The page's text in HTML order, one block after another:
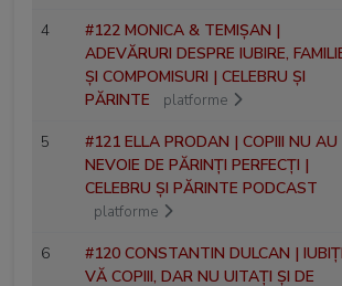
4
#122 MONICA & TEMIȘAN |
ADEVĂRURI DESPRE IUBIRE,
ȘI COMPOMISURI | CELEBRU ȘI
PĂRINTE
platforme
5
#121 ELLA PRODAN | COPIII NU AU
NEVOIE DE PĂRINȚI PERFECȚI |
CELEBRU ȘI PĂRINTE PODCAST
platforme
6
#120 CONSTANTIN DULCAN |
VĂ COPIII, DAR NU UITAȚI ȘI DE